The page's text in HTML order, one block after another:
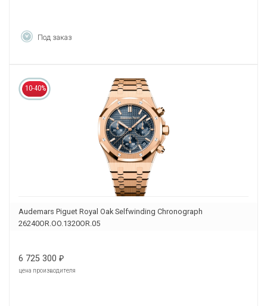
Под заказ
10-40%
Audemars Piguet Royal Oak Selfwinding Chronograph
26240OR.OO.1320OR.05
6 725 300 ₽
цена производителя